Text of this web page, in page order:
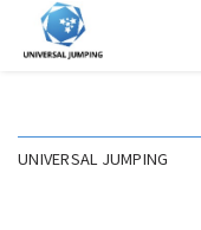
UNIVERSAL JUMPING